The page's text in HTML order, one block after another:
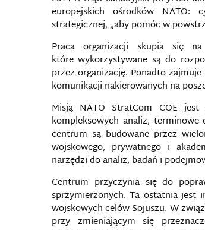
europejskich ośrodków NATO:
strategicznej, „aby pomóc w
Praca organizacji skupia się
które wykorzystywane są do
przez organizację. Ponadto
komunikacji nakierowanych na
Misją NATO StratCom COE jest
kompleksowych analiz,
centrum są budowane przez
wojskowego, prywatnego i
narzędzi do analiz, badań i
Centrum przyczynia się do
sprzymierzonych. Ta ostatnia jest
wojskowych celów Sojuszu. W
przy zmieniającym się